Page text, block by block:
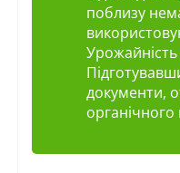
поблизу
документи,